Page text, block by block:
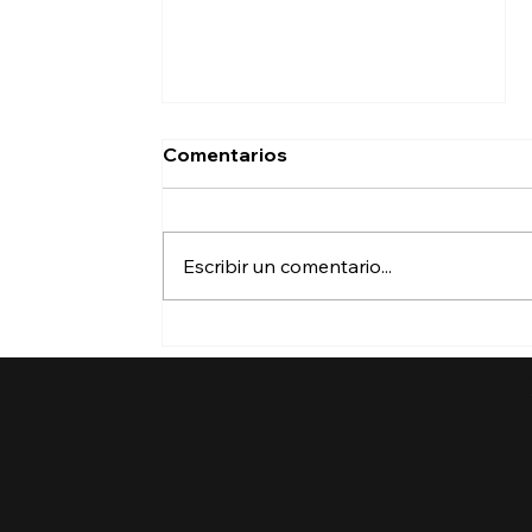
su TPS? ¿Qué puede
Comentarios
Escribir un comentario...